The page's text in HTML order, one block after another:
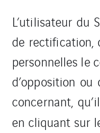
L’utilisateur du
de rectification,
personnelles le
d’opposition
concernant,
en cliquant sur